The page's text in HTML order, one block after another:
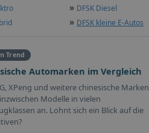
» DFSK Diesel
» DFSK kleine E-Autos
Trend
Automarken im Vergleich
XPeng und weitere chinesische Marken
Modelle in vielen
an. Lohnt sich ein Blick auf die